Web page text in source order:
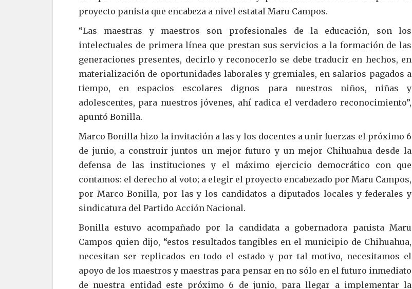
proyecto panista que encabeza a nivel estatal Maru Campos.
“Las maestras y maestros son profesionales de la educación, son los
intelectuales de primera línea que prestan sus servicios a la formación de las
generaciones presentes, decirlo y reconocerlo se debe traducir en hechos, en
materialización de oportunidades laborales y gremiales, en salarios pagados a
tiempo, en espacios escolares dignos para nuestros niños, niñas y
adolescentes, para nuestros jóvenes, ahí radica el verdadero reconocimiento”,
apuntó Bonilla.
Marco Bonilla hizo la invitación a las y los docentes a unir fuerzas el próximo 6
de junio, a construir juntos un mejor futuro y un mejor Chihuahua desde la
defensa de las instituciones y el máximo ejercicio democrático con que
contamos: el derecho al voto; a elegir el proyecto encabezado por Maru Campos,
por Marco Bonilla, por las y los candidatos a diputados locales y federales y
sindicatura del Partido Acción Nacional.
Bonilla estuvo acompañado por la candidata a gobernadora panista Maru
Campos quien dijo, “estos resultados tangibles en el municipio de Chihuahua,
necesitan ser replicados en todo el estado y por tal motivo, necesitamos el
apoyo de los maestros y maestras para pensar en no sólo en el futuro inmediato
de nuestra entidad este próximo 6 de junio, para llegar a implementar la